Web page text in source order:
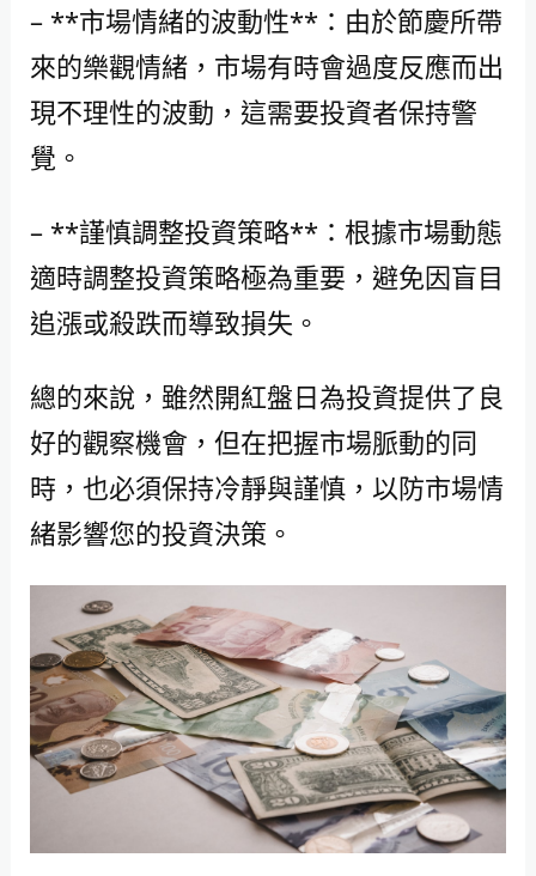
– **市場情緒的波動性**：由於節慶所帶
來的樂觀情緒，市場有時會過度反應而出
現不理性的波動，這需要投資者保持警
覺。
– **謹慎調整投資策略**：根據市場動態
適時調整投資策略極為重要，避免因盲目
追漲或殺跌而導致損失。
總的來說，雖然開紅盤日為投資提供了良
好的觀察機會，但在把握市場脈動的同
時，也必須保持冷靜與謹慎，以防市場情
緒影響您的投資決策。